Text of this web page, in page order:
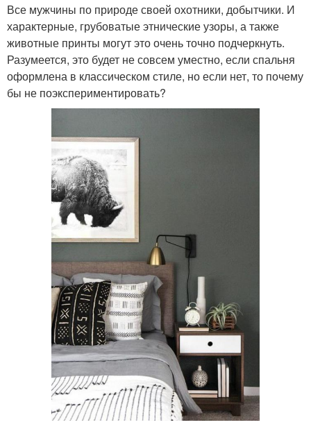
Все мужчины по природе своей охотники, добытчики. И
характерные, грубоватые этнические узоры, а также
животные принты могут это очень точно подчеркнуть.
Разумеется, это будет не совсем уместно, если спальня
оформлена в классическом стиле, но если нет, то почему
бы не поэкспериментировать?